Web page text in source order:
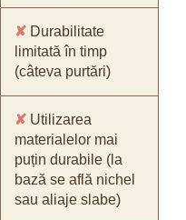
✘ Durabilitate
limitată în timp
(câteva purtări)
✘ Utilizarea
materialelor mai
puțin durabile (la
bază se află nichel
sau aliaje slabe)